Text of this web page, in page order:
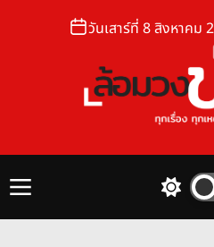
วันเสาร์ที่ 8 สิงหาคม
อ
M